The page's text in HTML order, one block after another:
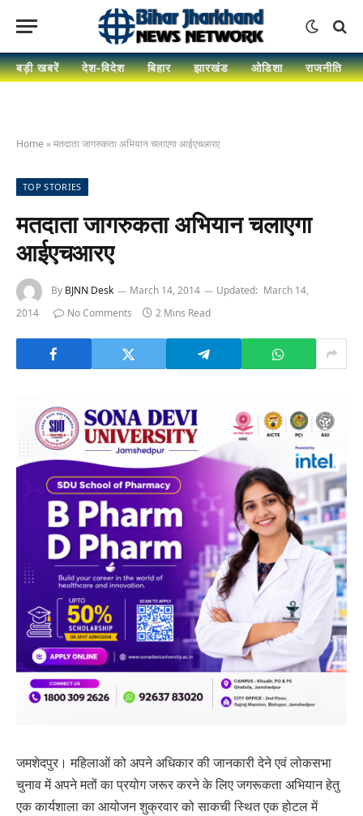
बड़ी खबरें देश-विदेश बिहार झारखंड ओडिशा राजनीति
Home »मतदाता जागरुकता अभियान चलाएगा आईएचआरए
TOP STORIES
मतदाता जागरुकता अभियान चलाएगा
आईएचआरए
By BJNN Desk March 14, 2014 Updated: March 14,
2014
No Comments 2 Mins Read
जमशेदपुर। महिलाओं को अपने अधिकार की जानकारी देने एवं लोकसभा
चुनाव में अपने मतों का प्रयोग जरूर करने के लिए जगरूकता अभियान हेतु
एक कार्यशाला का आयोजन शुक्रवार को साकची स्थित एक होटल में